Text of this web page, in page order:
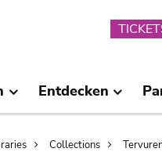
Entdecken
Collections